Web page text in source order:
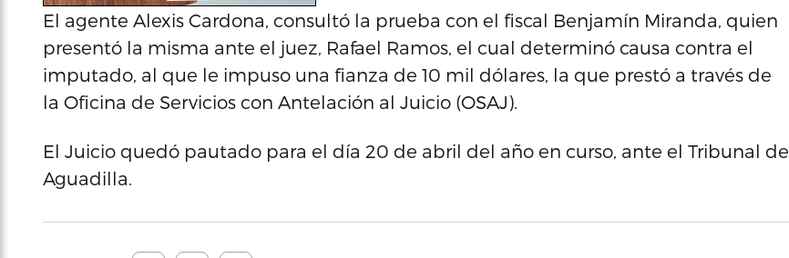
El agente Alexis Cardona, consultó la prueba con el fiscal Benjamín Miranda, quien
presentó la misma ante el juez, Rafael Ramos, el cual determinó causa contra el
imputado, al que le impuso una fianza de 10 mil dólares, la que prestó a través de
la Oficina de Servicios con Antelación al Juicio (OSAJ).
El Juicio quedó pautado para el día 20 de abril del año en curso, ante el Tribunal de
Aguadilla.